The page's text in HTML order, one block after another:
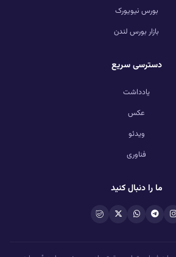
بورس نیویورک
بازار بورس لندن
دسترسی سریع
یادداشت
عکس
ویدئو
فناوری
ما را دنبال کنید